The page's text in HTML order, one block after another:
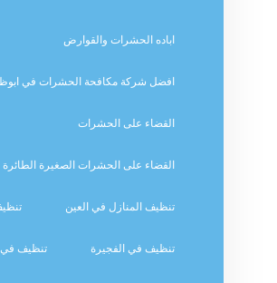
اباده الحشرات والقوارض
افضل شركة مكافحة الحشرات في
القضاء على الحشرات
القضاء على الحشرات الصغيرة الطائرة
تنظيف المنازل في العين
تنظيف في الفجيرة تنظيف